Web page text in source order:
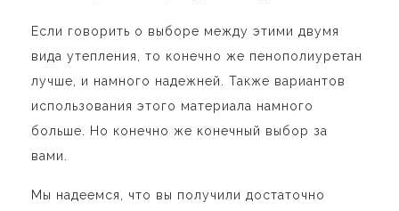
Если говорить о выборе между этими двумя
вида утепления, то конечно же пенополиуретан
лучше, и намного надежней. Также вариантов
использования этого материала намного
больше. Но конечно же конечный выбор за
вами.
Мы надеемся, что вы получили достаточно